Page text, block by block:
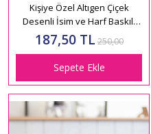
Kişiye Özel Altıgen Çiçek
Desenli İsim ve Harf Baskılı
Kupa HK108
187,50 TL 250,00
Sepete Ekle